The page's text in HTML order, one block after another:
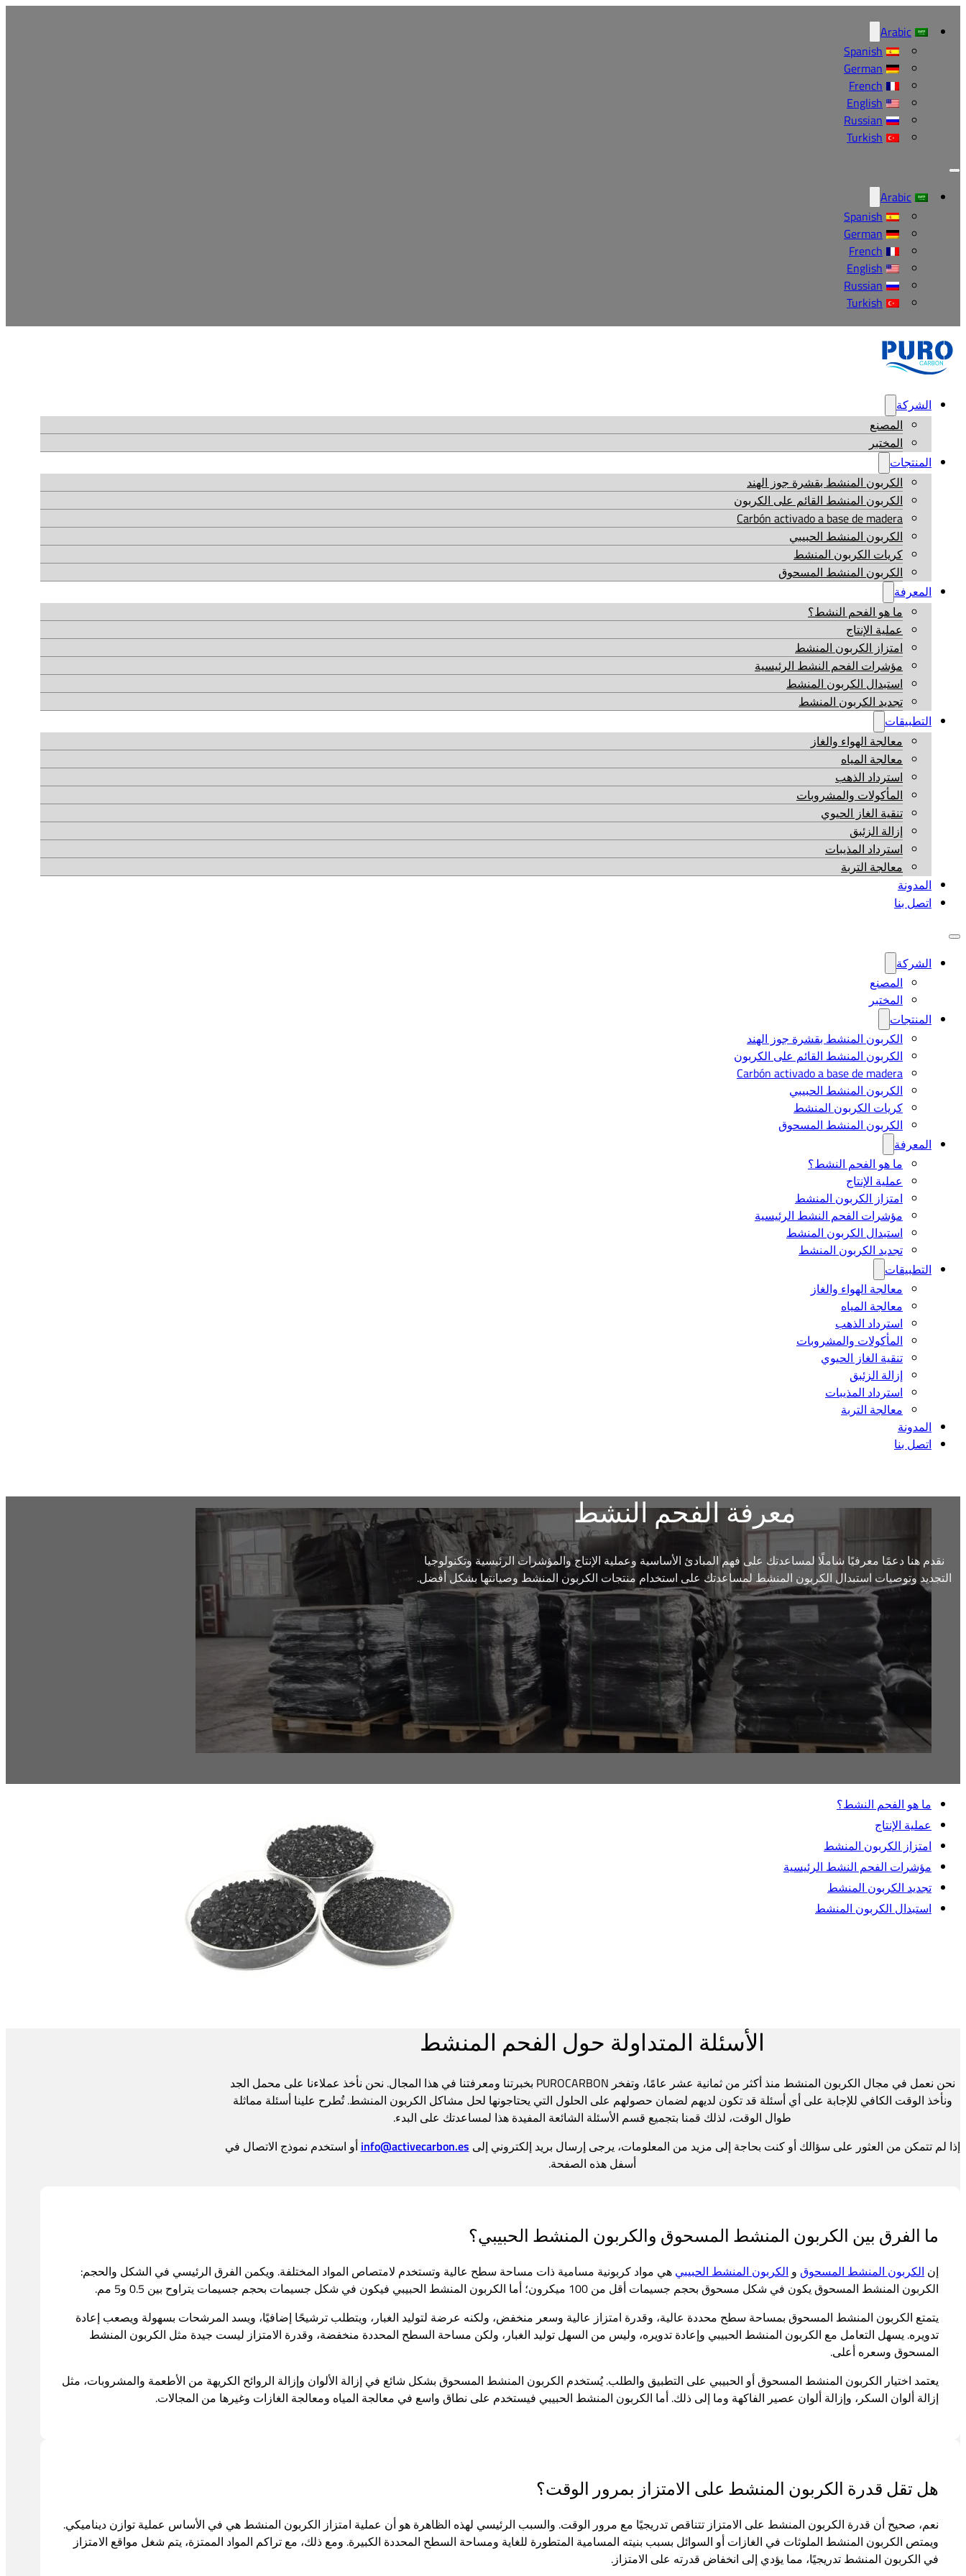
Arabic
Spanish
German
French
English
Russian
Turkish
Arabic
Spanish
German
French
English
Russian
Turkish
الشركة
المصنع
المختبر
المنتجات
الكربون المنشط بقشرة جوز الهند
الكربون المنشط القائم على الكربون
Carbón activado a base de madera
الكربون المنشط الحبيبي
كريات الكربون المنشط
الكربون المنشط المسحوق
المعرفة
ما هو الفحم النشط؟
عملية الإنتاج
امتزاز الكربون المنشط
مؤشرات الفحم النشط الرئيسية
استبدال الكربون المنشط
تجديد الكربون المنشط
التطبيقات
معالجة الهواء والغاز
معالجة المياه
استرداد الذهب
المأكولات والمشروبات
تنقية الغاز الحيوي
إزالة الزئبق
استرداد المذيبات
معالجة التربة
المدونة
اتصل بنا
الشركة
المصنع
المختبر
المنتجات
الكربون المنشط بقشرة جوز الهند
الكربون المنشط القائم على الكربون
Carbón activado a base de madera
الكربون المنشط الحبيبي
كريات الكربون المنشط
الكربون المنشط المسحوق
المعرفة
ما هو الفحم النشط؟
عملية الإنتاج
امتزاز الكربون المنشط
مؤشرات الفحم النشط الرئيسية
استبدال الكربون المنشط
تجديد الكربون المنشط
التطبيقات
معالجة الهواء والغاز
معالجة المياه
استرداد الذهب
المأكولات والمشروبات
تنقية الغاز الحيوي
إزالة الزئبق
استرداد المذيبات
معالجة التربة
المدونة
اتصل بنا
معرفة الفحم النشط
نقدم هنا دعمًا معرفيًا شاملًا لمساعدتك على فهم المبادئ الأساسية وعملية الإنتاج والمؤشرات الرئيسية وتكنولوجيا
التجديد وتوصيات استبدال الكربون المنشط لمساعدتك على استخدام منتجات الكربون المنشط وصيانتها بشكل أفضل.
ما هو الفحم النشط؟
عملية الإنتاج
امتزاز الكربون المنشط
مؤشرات الفحم النشط الرئيسية
تجديد الكربون المنشط
استبدال الكربون المنشط
الأسئلة المتداولة حول الفحم المنشط
نحن نعمل في مجال الكربون المنشط منذ أكثر من ثمانية عشر عامًا، وتفخر PUROCARBON بخبرتنا ومعرفتنا في هذا المجال. نحن نأخذ عملاءنا على محمل الجد
ونأخذ الوقت الكافي للإجابة على أي أسئلة قد تكون لديهم لضمان حصولهم على الحلول التي يحتاجونها لحل مشاكل الكربون المنشط. تُطرح علينا أسئلة مماثلة
طوال الوقت، لذلك قمنا بتجميع قسم الأسئلة الشائعة المفيدة هذا لمساعدتك على البدء.
إذا لم تتمكن من العثور على سؤالك أو كنت بحاجة إلى مزيد من المعلومات، يرجى إرسال بريد إلكتروني إلى info@activecarbon.es أو استخدم نموذج الاتصال في
أسفل هذه الصفحة.
ما الفرق بين الكربون المنشط المسحوق والكربون المنشط الحبيبي؟
إن الكربون المنشط المسحوق و الكربون المنشط الحبيبي هي مواد كربونية مسامية ذات مساحة سطح عالية وتستخدم لامتصاص المواد المختلفة. ويكمن الفرق الرئيسي في الشكل والحجم:
الكربون المنشط المسحوق يكون في شكل مسحوق بحجم جسيمات أقل من 100 ميكرون؛ أما الكربون المنشط الحبيبي فيكون في شكل جسيمات بحجم جسيمات يتراوح بين 0.5 و5 مم.
يتمتع الكربون المنشط المسحوق بمساحة سطح محددة عالية، وقدرة امتزاز عالية وسعر منخفض، ولكنه عرضة لتوليد الغبار، ويتطلب ترشيحًا إضافيًا، ويسد المرشحات بسهولة ويصعب إعادة
تدويره. يسهل التعامل مع الكربون المنشط الحبيبي وإعادة تدويره، وليس من السهل توليد الغبار، ولكن مساحة السطح المحددة منخفضة، وقدرة الامتزاز ليست جيدة مثل الكربون المنشط
المسحوق وسعره أعلى.
يعتمد اختيار الكربون المنشط المسحوق أو الحبيبي على التطبيق والطلب. يُستخدم الكربون المنشط المسحوق بشكل شائع في إزالة الألوان وإزالة الروائح الكريهة من الأطعمة والمشروبات، مثل
إزالة ألوان السكر، وإزالة ألوان عصير الفاكهة وما إلى ذلك. أما الكربون المنشط الحبيبي فيستخدم على نطاق واسع في معالجة المياه ومعالجة الغازات وغيرها من المجالات.
هل تقل قدرة الكربون المنشط على الامتزاز بمرور الوقت؟
نعم، صحيح أن قدرة الكربون المنشط على الامتزاز تتناقص تدريجيًا مع مرور الوقت. والسبب الرئيسي لهذه الظاهرة هو أن عملية امتزاز الكربون المنشط هي في الأساس عملية توازن ديناميكي.
ويمتص الكربون المنشط الملوثات في الغازات أو السوائل بسبب بنيته المسامية المتطورة للغاية ومساحة السطح المحددة الكبيرة. ومع ذلك، مع تراكم المواد الممتزة، يتم شغل مواقع الامتزاز
في الكربون المنشط تدريجيًا، مما يؤدي إلى انخفاض قدرته على الامتزاز.